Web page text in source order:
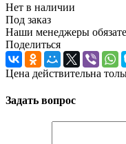
Нет в наличии
Под заказ
Наши менеджеры
Поделиться
Цена действительна
Задать вопрос